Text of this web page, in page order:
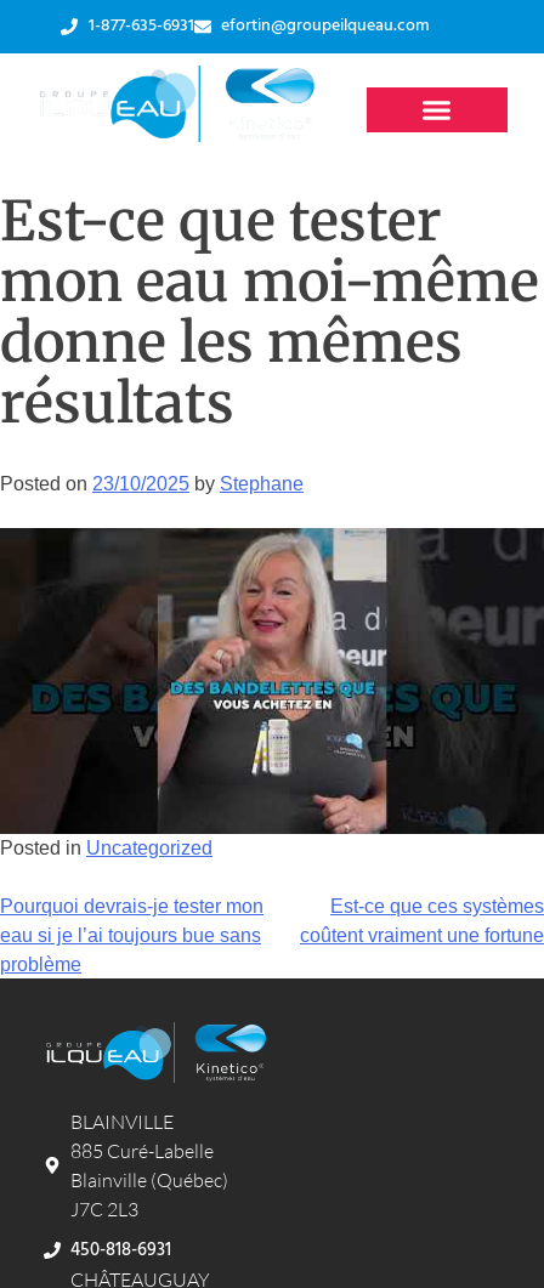
1-877-635-6931 efortin@groupeilqueau.com
Est-ce que tester
mon eau moi-même
donne les mêmes
résultats
Posted on 23/10/2025 by Stephane
Posted in Uncategorized
Pourquoi devrais-je tester mon
eau si je l’ai toujours bue sans
problème
Est-ce que ces systèmes
coûtent vraiment une fortune
BLAINVILLE
885 Curé-Labelle
Blainville (Québec)
J7C 2L3
450-818-6931
CHÂTEAUGUAY